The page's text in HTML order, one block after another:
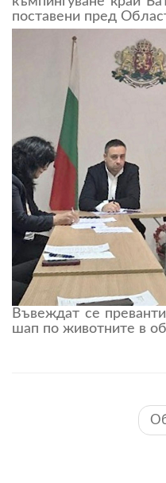
поставени пред
Въвеждат се
шап по животните в